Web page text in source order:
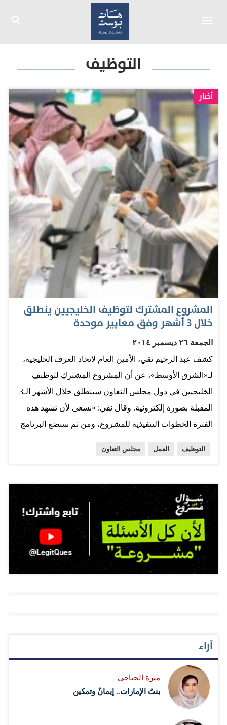
التوظيف
أخبار
المشروع المشترك لتوظيف الخليجيين ينطلق
خلال 3 أشهر وفق معايير موحدة
الجمعة ٢٦ ديسمبر ٢٠١٤
كشف عبد الرحيم نقي، الأمين العام لاتحاد الغرف الخليجية،
لـ«الشرق الأوسط»، عن أن المشروع المشترك لتوظيف
الخليجيين في دول مجلس التعاون سينطلق خلال الأشهر الـ3
المقبلة بصورة إلكترونية. وقال نقي: «نسعى لأن تشهد هذه
الفترة الخطوات التنفيذية للمشروع، ومن ثم سنضع البرنامج
الإجراءات المتعلقة بعملية الهيكلة وتهيئة الموقع الإلكتروني
والتواصل مع الجهات المختصة الرسمية»، مضيفا: «حاولنا في
البداية التأكد من قدرتنا على أن يكون هذا المشروع حقيقة
على أرض الواقع، وبدأنا في بعض التجارب مع بعض
المؤسسات والوزارات الحكومية، وحصلنا على ردود إيجابية
تشجع على أن هذا المشروع من الممكن أن يكون إضافة
على أن تشجع القطاع الخاص على التوظيف، بحسب قوله،
مضيفا: «نحن نأمل أن يكون هذا المشروع تكملة لهذه الجهود».
وبسؤاله إن كان المشروع سيركز في مرحلته الأولى على
وظائف بعينها، سواء بالنسبة للقطاعات الصحية أو الهندسية
ونحوها، نفى ذلك، مشيرا إلى أن الصعوبة التي تواجه التوظيف
التوظيف العمل مجلس التعاون
آراء
ميرة الجناحي
بنتُ الإمارات.. إيمانٌ وتمكين